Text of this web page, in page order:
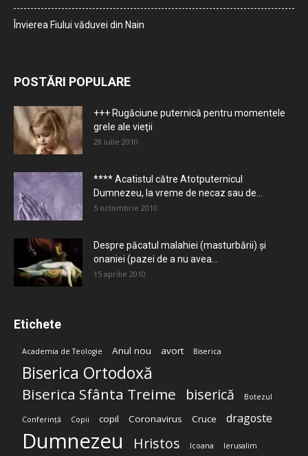
Învierea Fiului văduvei din Nain
POSTĂRI POPULARE
+++ Rugăciune puternică pentru momentele
grele ale vieţii
28 iulie 2010
**** Acatistul către Atotputernicul
Dumnezeu, la vreme de necaz sau de...
5 octombrie 2010
Despre păcatul malahiei (masturbării) şi
onaniei (pazei de a nu avea...
15 aprilie 2010
Etichete
Academia de Teologie Anul nou avort Biserica
Biserica Ortodoxă
Biserica Sfânta Treime biserică Botezul
Conferință Copii copil Coronavirus Cruce dragoste
Dumnezeu Hristos Icoana Ierusalim